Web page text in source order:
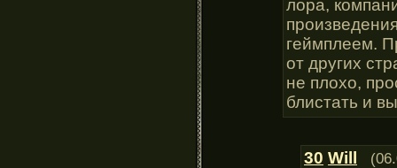
лора,
геймплеем.
от других
не плохо,
блистать и
30 Will